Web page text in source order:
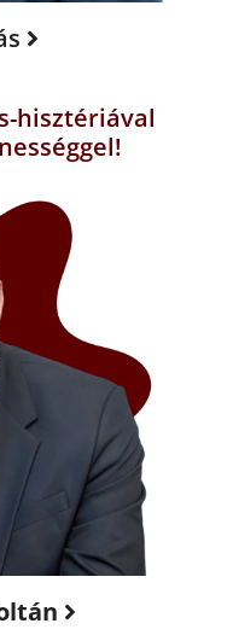
hisztériával